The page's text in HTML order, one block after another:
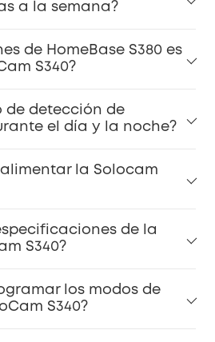
a la semana?
de HomeBase S380 es
S340?
de detección de
el día y la noche?
alimentar la Solocam
de la
S340?
los modos de
S340?